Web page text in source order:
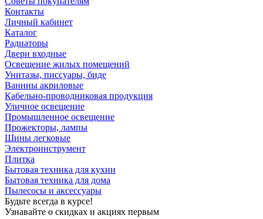
Контакты
Личный кабинет
Каталог
Радиаторы
Двери входные
Освещение жилых помещений
Унитазы, писсуары, биде
Ваннны акриловые
Кабельно-проводниковая продукция
Уличное освещение
Промышленное освещение
Прожекторы, лампы
Шины легковые
Электроинструмент
Плитка
Бытовая техника для кухни
Бытовая техника для дома
Пылесосы и аксессуары
Будьте всегда в курсе!
Узнавайте о скидках и акциях первым